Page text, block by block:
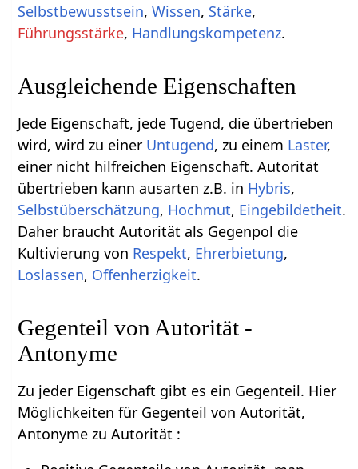
Selbstbewusstsein,Wissen, Stärke,
Führungsstärke, Handlungskompetenz.
Ausgleichende Eigenschaften
Jede Eigenschaft, jede Tugend, die übertrieben
wird, wird zu einer Untugend, zu einem Laster,
einer nicht hilfreichen Eigenschaft. Autorität
übertrieben kann ausarten z.B. in Hybris,
Selbstüberschätzung, Hochmut, Eingebildetheit.
Daher braucht Autorität als Gegenpol die
Kultivierung von Respekt, Ehrerbietung,
Loslassen, Offenherzigkeit.
Gegenteil von Autorität -
Antonyme
Zu jeder Eigenschaft gibt es ein Gegenteil. Hier
Möglichkeiten für Gegenteil von Autorität,
Antonyme zu Autorität :